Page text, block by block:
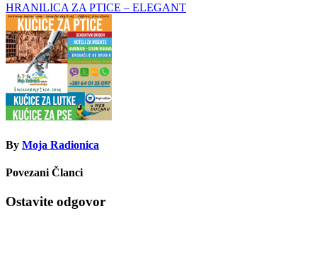
Кретање
чланка
HRANILICA ZA PTICE – ELEGANT
By Moja Radionica
Povezani Članci
Ostavite odgovor